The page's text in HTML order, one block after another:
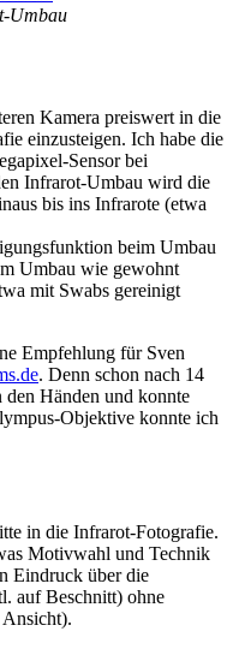
Umbau
Kamera preiswert in die
einzusteigen. Ich habe die
Sensor bei
Infrarot-Umbau wird die
bis ins Infrarote (etwa
beim Umbau
Umbau wie gewohnt
mit Swabs gereinigt
Empfehlung für Sven
. Denn schon nach 14
Händen und konnte
Objektive konnte ich
in die Infrarot-Fotografie.
Motivwahl und Technik
Eindruck über die
auf Beschnitt) ohne